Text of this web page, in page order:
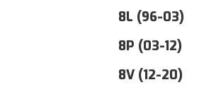
8L (96-03)
8P (03-12)
8V (12-20)